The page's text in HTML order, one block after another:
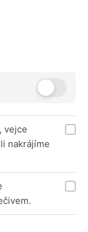
vejce
nakrájíme